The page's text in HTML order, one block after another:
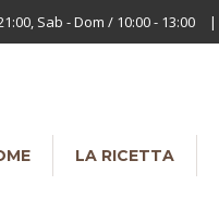
Sab - Dom / 10:00 - 13:00 |
LA RICETTA